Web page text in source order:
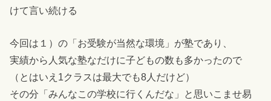
けて言い続ける
今回は１）の「お受験が当然な環境」が塾であり、
実績から人気な塾なだけに子どもの数も多かったので
（とはいえ1クラスは最大でも8人だけど）
その分「みんなこの学校に行くんだな」と思いこませ易